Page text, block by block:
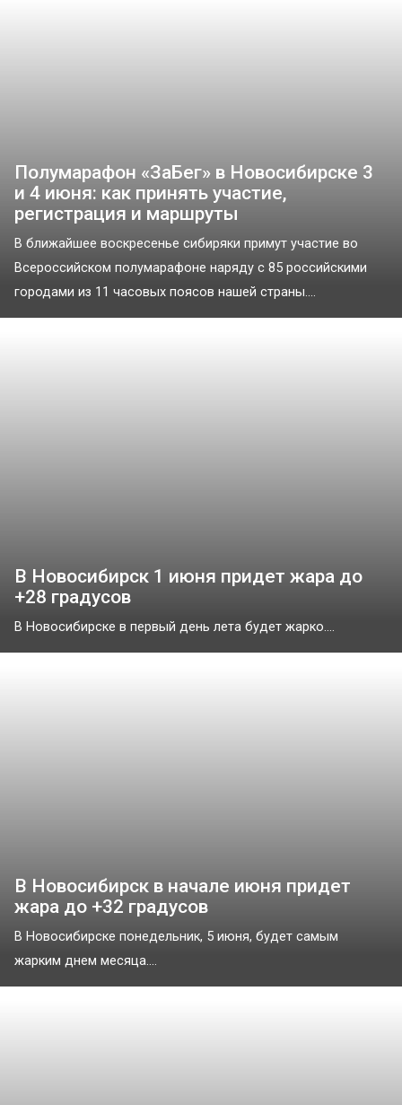
Полумарафон «ЗаБег» в Новосибирске 3
и 4 июня: как принять участие,
регистрация и маршруты
В ближайшее воскресенье сибиряки примут участие во
Всероссийском полумарафоне наряду с 85 российскими
городами из 11 часовых поясов нашей страны....
В Новосибирск 1 июня придет жара до
+28 градусов
В Новосибирске в первый день лета будет жарко....
В Новосибирск в начале июня придет
жара до +32 градусов
В Новосибирске понедельник, 5 июня, будет самым
жарким днем месяца....